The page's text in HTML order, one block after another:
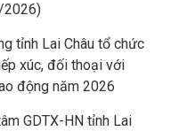
2026)
tỉnh Lai Châu tổ chức
xúc, đối thoại với
động năm 2026
GDTX-HN tỉnh Lai